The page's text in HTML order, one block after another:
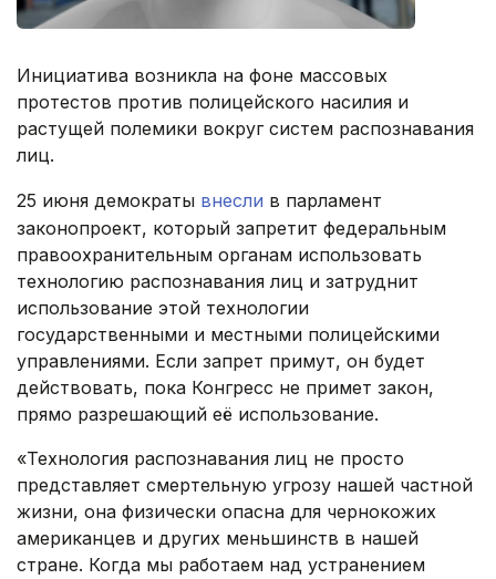
Инициатива возникла на фоне массовых
протестов против полицейского насилия и
растущей полемики вокруг систем распознавания
лиц.
25 июня демократы внесли в парламент
законопроект, который запретит федеральным
правоохранительным органам использовать
технологию распознавания лиц и затруднит
использование этой технологии
государственными и местными полицейскими
управлениями. Если запрет примут, он будет
действовать, пока Конгресс не примет закон,
прямо разрешающий её использование.
«Технология распознавания лиц не просто
представляет смертельную угрозу нашей частной
жизни, она физически опасна для чернокожих
американцев и других меньшинств в нашей
стране. Когда мы работаем над устранением